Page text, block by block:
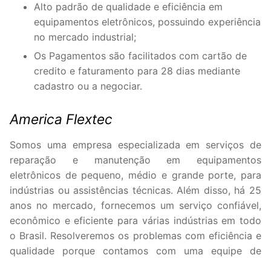
Alto padrão de qualidade e eficiência em
equipamentos eletrônicos, possuindo experiência
no mercado industrial;
Os Pagamentos são facilitados com cartão de
credito e faturamento para 28 dias mediante
cadastro ou a negociar.
America Flextec
Somos uma empresa especializada em serviços de
reparação e manutenção em equipamentos
eletrônicos de pequeno, médio e grande porte, para
indústrias ou assistências técnicas. Além disso, há 25
anos no mercado, fornecemos um serviço confiável,
econômico e eficiente para várias indústrias em todo
o Brasil. Resolveremos os problemas com eficiência e
qualidade porque contamos com uma equipe de